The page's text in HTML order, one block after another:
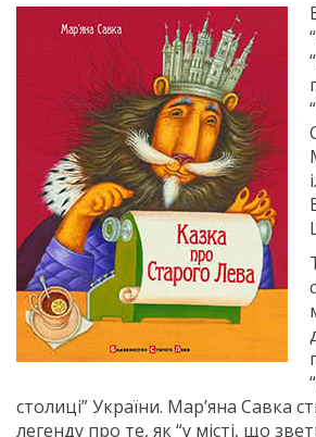
столиці” України. Мар’яна Савка
легенду про те, як “у місті, що